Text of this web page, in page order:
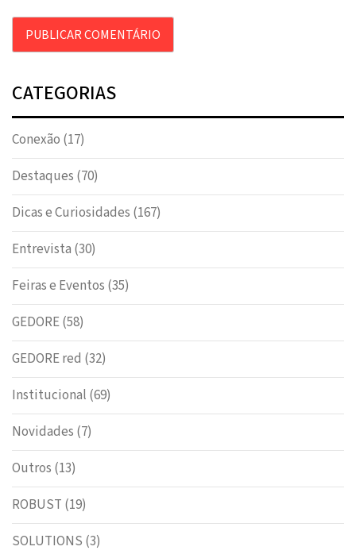
CATEGORIAS
Conexão (17)
Destaques (70)
Dicas e Curiosidades (167)
Entrevista (30)
Feiras e Eventos (35)
GEDORE(58)
GEDORE red (32)
Institucional (69)
Novidades (7)
Outros (13)
ROBUST (19)
SOLUTIONS (3)